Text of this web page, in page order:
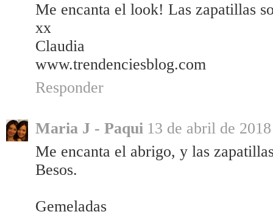
Me encanta el look! Las zapatillas
xx
Claudia
www.trendenciesblog.com
Responder
Maria J - Paqui 13 de abril de
Me encanta el abrigo, y las
Besos.
Gemeladas